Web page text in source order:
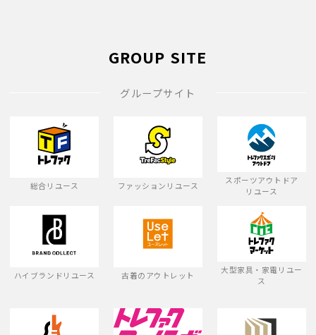
GROUP SITE
グループサイト
総合リユース ファッションリユース
スポーツアウトドア
リユース
ハイブランドリユース 古着のアウトレット
大型家具・家電リユー
ス